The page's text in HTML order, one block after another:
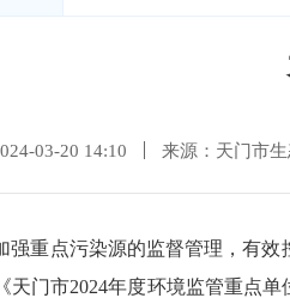
03-20 14:10 来源：天门市
强重点污染源的监督管理，有
天门市2024年度环境监管重点